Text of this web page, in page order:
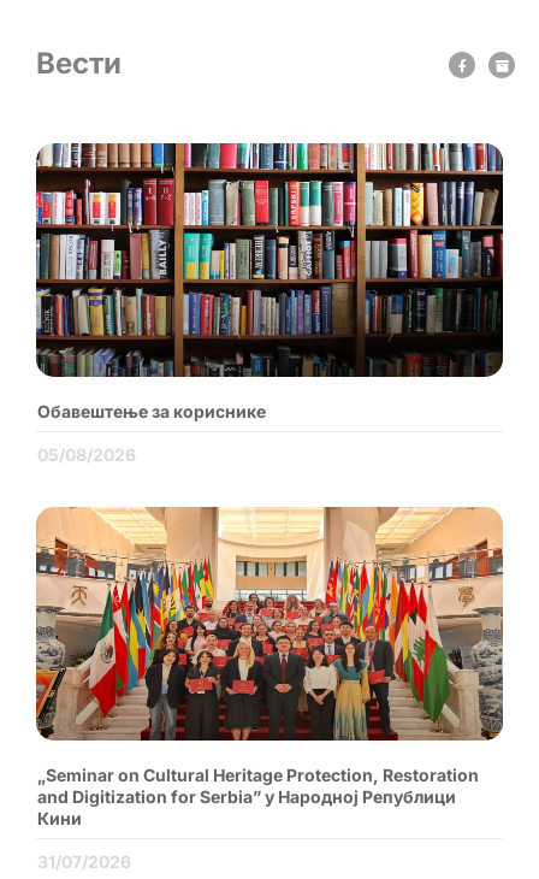
Вести
Обавештење за кориснике
05/08/2026
„Seminar on Cultural Heritage Protection, Restoration
and Digitization for Serbia” у Народној Републици
Кини
31/07/2026